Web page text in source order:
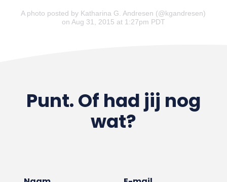
A photo posted by Katharina G. Andresen (@kgandresen)
on Aug 31, 2015 at 1:27pm PDT
Punt. Of had jij nog
wat?